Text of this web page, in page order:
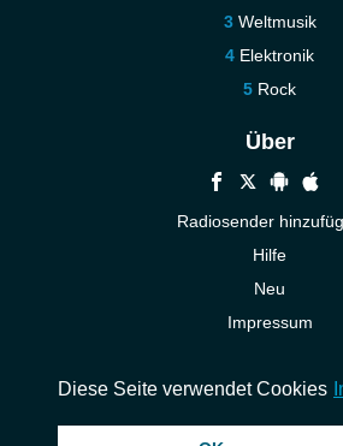
Weltmusik
Elektronik
Rock
Über
Radiosender
Hilfe
Neu
Impressum
Diese Seite verwendet Cookies